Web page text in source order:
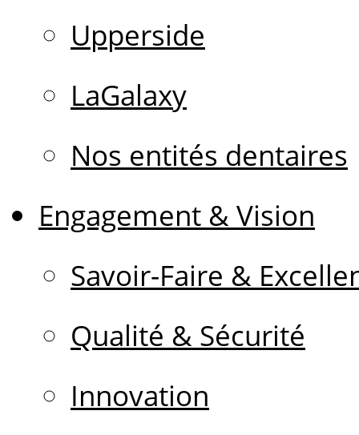
Upperside
LaGalaxy
Nos entités dentaires
Engagement & Vision
Savoir-Faire &
Qualité & Sécurité
Innovation